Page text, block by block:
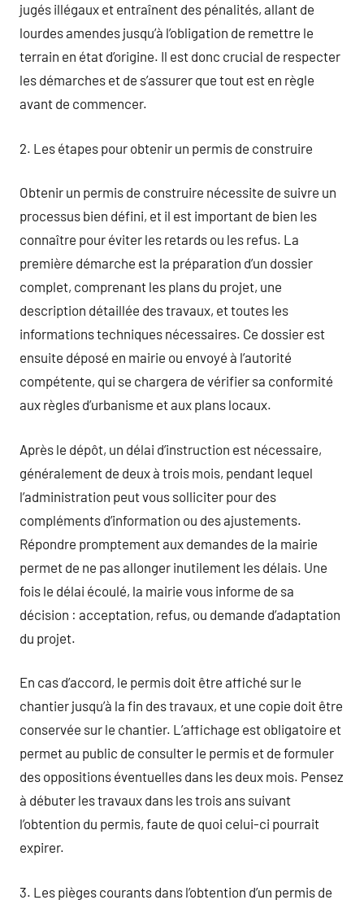
jugés illégaux et entraînent des pénalités, allant de
lourdes amendes jusqu’à l’obligation de remettre le
terrain en état d’origine. Il est donc crucial de respecter
les démarches et de s’assurer que tout est en règle
avant de commencer.
2. Les étapes pour obtenir un permis de construire
Obtenir un permis de construire nécessite de suivre un
processus bien défini, et il est important de bien les
connaître pour éviter les retards ou les refus. La
première démarche est la préparation d’un dossier
complet, comprenant les plans du projet, une
description détaillée des travaux, et toutes les
informations techniques nécessaires. Ce dossier est
ensuite déposé en mairie ou envoyé à l’autorité
compétente, qui se chargera de vérifier sa conformité
aux règles d’urbanisme et aux plans locaux.
Après le dépôt, un délai d’instruction est nécessaire,
généralement de deux à trois mois, pendant lequel
l’administration peut vous solliciter pour des
compléments d’information ou des ajustements.
Répondre promptement aux demandes de la mairie
permet de ne pas allonger inutilement les délais. Une
fois le délai écoulé, la mairie vous informe de sa
décision : acceptation, refus, ou demande d’adaptation
du projet.
En cas d’accord, le permis doit être affiché sur le
chantier jusqu’à la fin des travaux, et une copie doit être
conservée sur le chantier. L’affichage est obligatoire et
permet au public de consulter le permis et de formuler
des oppositions éventuelles dans les deux mois. Pensez
à débuter les travaux dans les trois ans suivant
l’obtention du permis, faute de quoi celui-ci pourrait
expirer.
3. Les pièges courants dans l’obtention d’un permis de